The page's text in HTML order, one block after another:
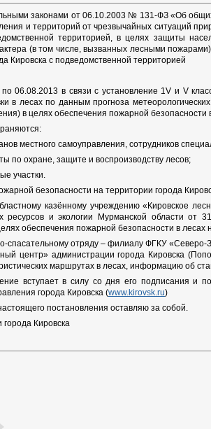
законами от 06.10.2003 № 131-ФЗ «Об
и территорий от чрезвычайных ситуаций
территорией, в целях защиты
(в том числе, вызванных лесными
Кировска с подведомственной территорией
06.08.2013 в связи с установление 1V и V
в лесах по данным прогноза
в целях обеспечения пожарной
местного самоуправления, сотрудников
по охране, защите и воспроизводству лесов;
участки.
безопасности на территории города
казённому учреждению «Кировское
ресурсов и экологии Мурманской области
обеспечения пожарной безопасности в
спасательному отряду – филиалу ФГКУ
центр» администрации города Кировска
маршрутах в лесах, информацию об
вступает в силу со дня его подписания и
города Кировска (www.kirovsk.ru)
постановления оставляю за собой.
Кировска